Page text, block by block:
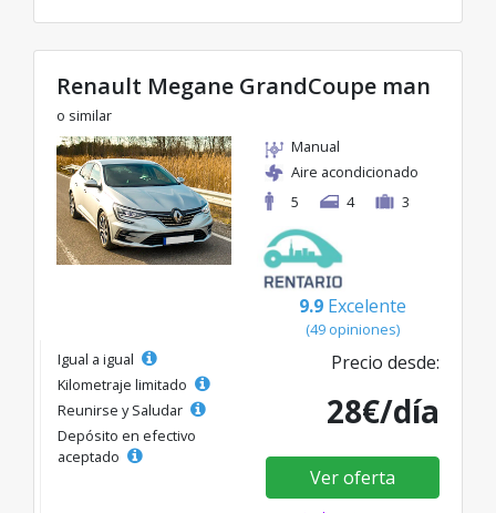
Renault Megane GrandCoupe man
o similar
Manual
Aire acondicionado
5
4 3
9.9 Excelente
(49 opiniones)
Igual a igual
Kilometraje limitado
Reunirse y Saludar
Depósito en efectivo
aceptado
Precio desde:
28€/día
Ver oferta